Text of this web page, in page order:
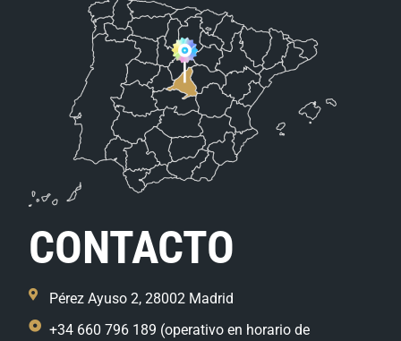
CONTACTO
Pérez Ayuso 2, 28002 Madrid
+34 660 796 189 (operativo en horario de